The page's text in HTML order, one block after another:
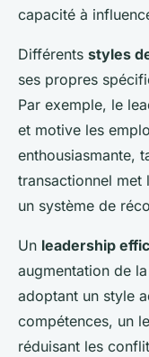
capacité à
Différents styles
ses propres
Par exemple, le
et motive les
enthousiasmante,
transactionnel met
un système de
Un leadership
augmentation de
adoptant un style
compétences, un
réduisant les